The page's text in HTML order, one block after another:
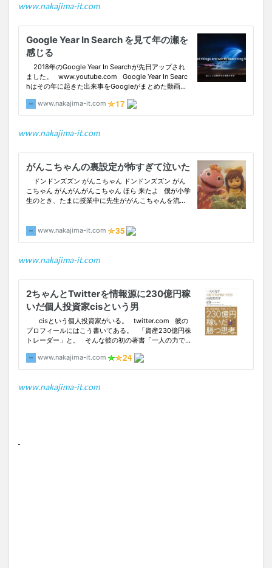
www.nakajima-it.com
www.nakajima-it.com
www.nakajima-it.com
www.nakajima-it.com